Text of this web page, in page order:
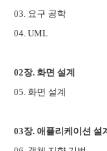
03. 요구 공학
04. UML
02장. 화면 설계
05. 화면 설계
03장. 애플리케이션 설계